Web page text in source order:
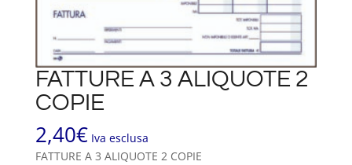
FATTURE A 3 ALIQUOTE 2
COPIE
2,40€ Iva esclusa
FATTURE A 3 ALIQUOTE 2 COPIE